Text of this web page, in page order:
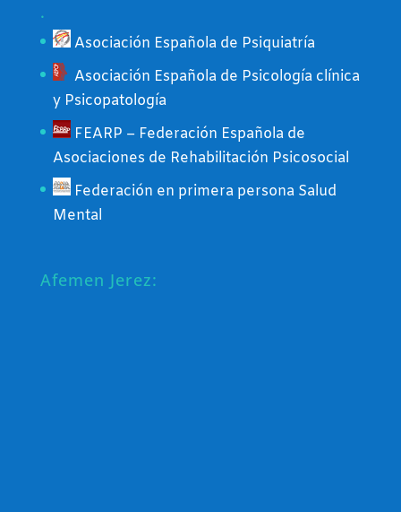
.
Asociación Española de Psiquiatría
Asociación Española de Psicología clínica
y Psicopatología
FEARP – Federación Española de
Asociaciones de Rehabilitación Psicosocial
Federación en primera persona Salud
Mental
Afemen Jerez: